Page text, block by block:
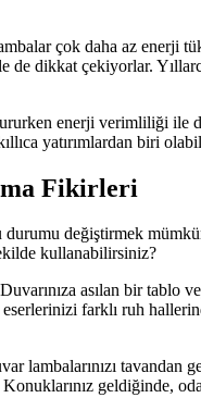
çok daha az enerji
de dikkat çekiyorlar.
enerji verimliliği
yatırımlardan biri
Fikirleri
değiştirmek
kullanabilirsiniz?
asılan bir tablo
farklı ruh
tavandan
geldiğinde,